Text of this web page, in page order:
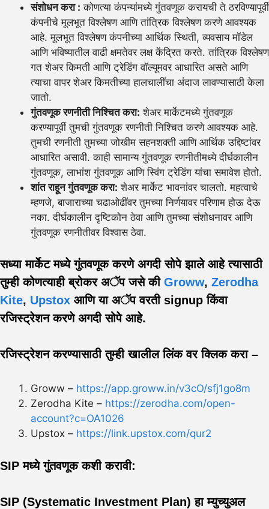
संशोधन करा : कोणत्या कंपन्यांमध्ये गुंतवणूक करायची ते ठरविण्यापूर्वी
कंपनीचे मूलभूत विश्लेषण आणि तांत्रिक विश्लेषण करणे आवश्यक
आहे. मूलभूत विश्लेषण कंपनीच्या आर्थिक स्थिती, व्यवसाय मॉडेल
आणि भविष्यातील वाढी क्षमतेवर लक्ष केंद्रित करते. तांत्रिक विश्लेषण
गत शेअर किमती आणि ट्रेडिंग वॉल्यूमवर आधारित असते आणि
त्याचा वापर शेअर किमतीच्या हालचालींचा अंदाज लावण्यासाठी केला
जातो.
गुंतवणूक रणनीती निश्चित करा: शेअर मार्केटमध्ये गुंतवणूक
करण्यापूर्वी तुमची गुंतवणूक रणनीती निश्चित करणे आवश्यक आहे.
तुमची रणनीती तुमच्या जोखीम सहनशक्ती आणि आर्थिक उद्दिष्टांवर
आधारित असावी. काही सामान्य गुंतवणूक रणनीतीमध्ये दीर्घकालीन
गुंतवणूक, लाभांश गुंतवणूक आणि स्विंग ट्रेडिंग यांचा समावेश होतो.
शांत राहून गुंतवणूक करा: शेअर मार्केट भावनांवर चालतो. महत्वाचे
म्हणजे, बाजाराच्या चढाओढींवर तुमच्या निर्णयावर परिणाम होऊ देऊ
नका. दीर्घकालीन दृष्टिकोन ठेवा आणि तुमच्या संशोधनावर आणि
गुंतवणूक रणनीतीवर विश्वास ठेवा.
सध्या मार्केट मध्ये गुंतवणूक करणे अगदी सोपे झाले आहे त्यासाठी
तुम्ही कोणत्याही ब्रोकर अॅप जसे की Groww, Zerodha
Kite, Upstox आणि या अॅप वरती signup किंवा
रजिस्ट्रेशन करणे अगदी सोपे आहे.
रजिस्ट्रेशन करण्यासाठी तुम्ही खालील लिंक वर क्लिक करा –
Groww – https://app.groww.in/v3cO/sfj1go8m
Zerodha Kite – https://zerodha.com/open-
account?c=OA1026
Upstox – https://link.upstox.com/qur2
SIP मध्ये गुंतवणूक कशी करावी:
SIP (Systematic Investment Plan) हा म्युच्युअल